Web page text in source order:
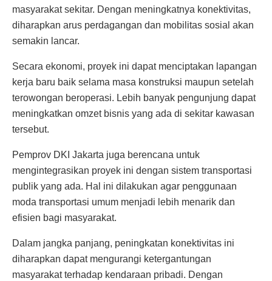
masyarakat sekitar. Dengan meningkatnya konektivitas,
diharapkan arus perdagangan dan mobilitas sosial akan
semakin lancar.
Secara ekonomi, proyek ini dapat menciptakan lapangan
kerja baru baik selama masa konstruksi maupun setelah
terowongan beroperasi. Lebih banyak pengunjung dapat
meningkatkan omzet bisnis yang ada di sekitar kawasan
tersebut.
Pemprov DKI Jakarta juga berencana untuk
mengintegrasikan proyek ini dengan sistem transportasi
publik yang ada. Hal ini dilakukan agar penggunaan
moda transportasi umum menjadi lebih menarik dan
efisien bagi masyarakat.
Dalam jangka panjang, peningkatan konektivitas ini
diharapkan dapat mengurangi ketergantungan
masyarakat terhadap kendaraan pribadi. Dengan